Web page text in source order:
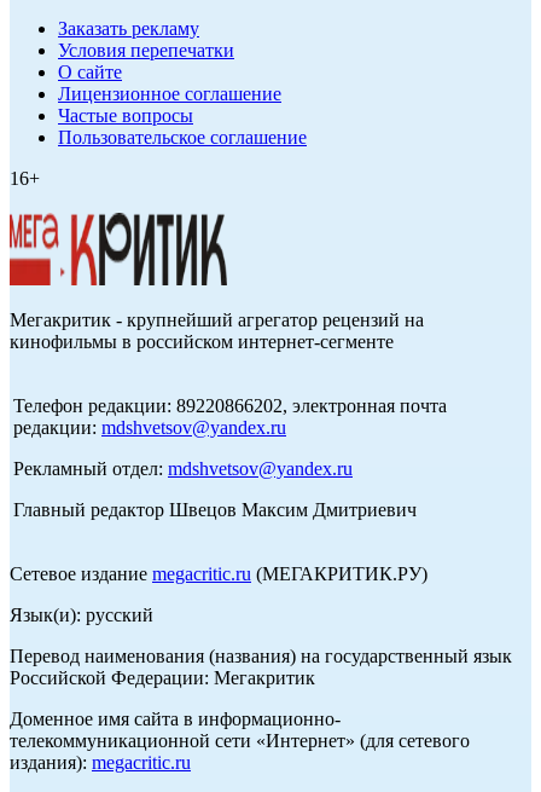
Заказать рекламу
Условия перепечатки
О сайте
Лицензионное соглашение
Частые вопросы
Пользовательское соглашение
16+
Мегакритик - крупнейший агрегатор рецензий на
кинофильмы в российском интернет-сегменте
Телефон редакции: 89220866202, электронная почта
редакции: mdshvetsov@yandex.ru
Рекламный отдел: mdshvetsov@yandex.ru
Главный редактор Швецов Максим Дмитриевич
Сетевое издание megacritic.ru (МЕГАКРИТИК.РУ)
Язык(и): русский
Перевод наименования (названия) на государственный язык
Российской Федерации: Мегакритик
Доменное имя сайта в информационно-
телекоммуникационной сети «Интернет» (для сетевого
издания): megacritic.ru